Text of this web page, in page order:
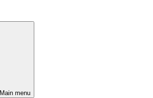
Main menu